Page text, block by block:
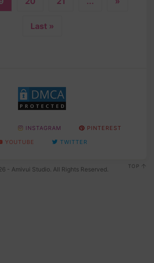
Last »
INSTAGRAM
PINTEREST
YOUTUBE
TWITTER
- Amivui Studio. All Rights Reserved. TOP